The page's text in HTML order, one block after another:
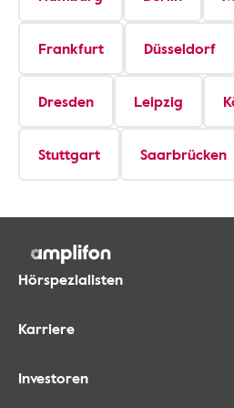
Frankfurt Düsseldorf
Dresden Leipzig
Stuttgart Saarbrücken
Hörspezialisten
Karriere
Investoren